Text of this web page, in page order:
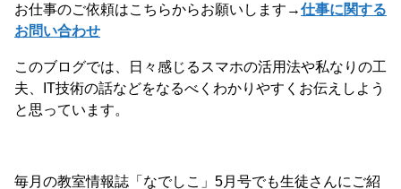
お仕事のご依頼はこちらからお願いします→仕事に関する
お問い合わせ
このブログでは、日々感じるスマホの活用法や私なりの工
夫、IT技術の話などをなるべくわかりやすくお伝えしよう
と思っています。
毎月の教室情報誌「なでしこ」5月号でも生徒さんにご紹